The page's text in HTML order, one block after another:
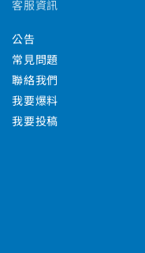
客服資訊
公告
常見問題
聯絡我們
我要爆料
我要投稿